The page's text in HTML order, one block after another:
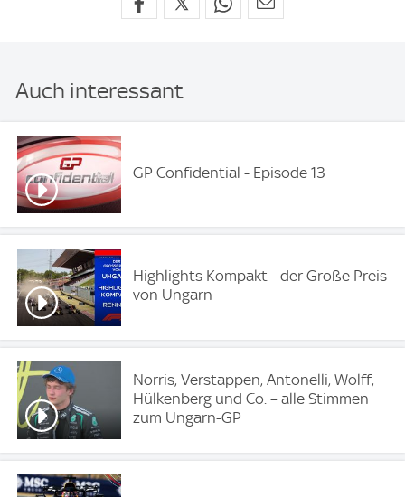
Auch interessant
GP Confidential - Episode 13
Highlights Kompakt - der Große Preis
von Ungarn
Norris, Verstappen, Antonelli, Wolff,
Hülkenberg und Co. – alle Stimmen
zum Ungarn-GP